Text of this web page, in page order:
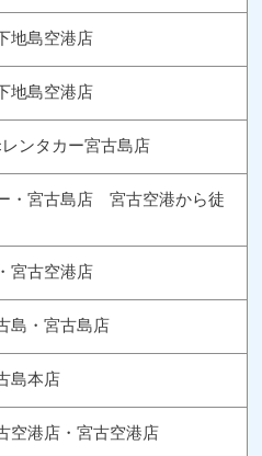
地島空港店
地島空港店
ンタカー宮古島店
・宮古島店 宮古空港から徒
宮古空港店
島・宮古島店
島本店
空港店・宮古空港店